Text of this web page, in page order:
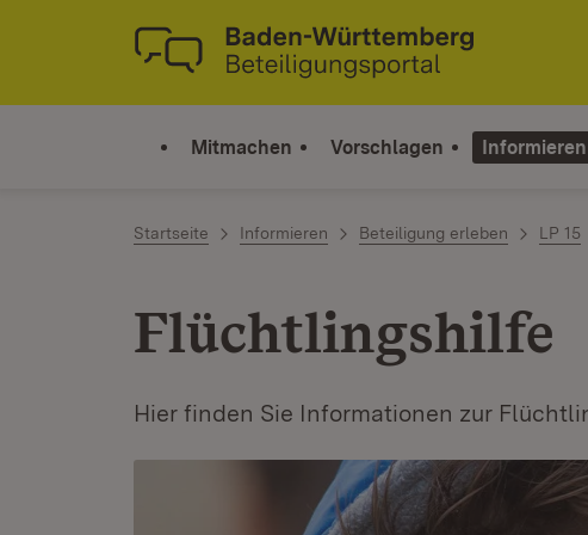
Zum Inhalt springen
Link zur Startseite
Mitmachen Vorschlagen Informieren
Startseite Informieren Beteiligung erleben LP 15
Flüchtlingshilfe
Hier finden Sie Informationen zur